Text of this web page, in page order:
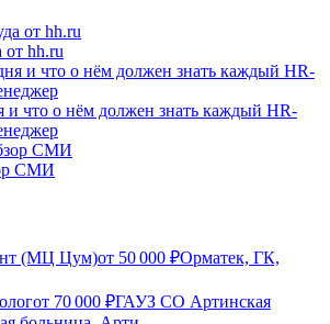
hh.ru
и что о нём должен знать каждый HR-
СМИ
(МЦ Цум)от 50 000 ₽Орматек, ГК,
от 70 000 ₽ГАУЗ СО Артинская